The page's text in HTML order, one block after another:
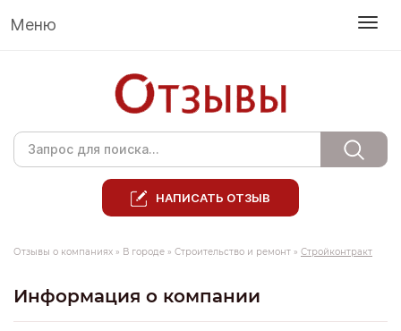
Меню
НАПИСАТЬ ОТЗЫВ
Отзывы о компаниях » В городе » Строительство и ремонт » Стройконтракт
Информация о компании